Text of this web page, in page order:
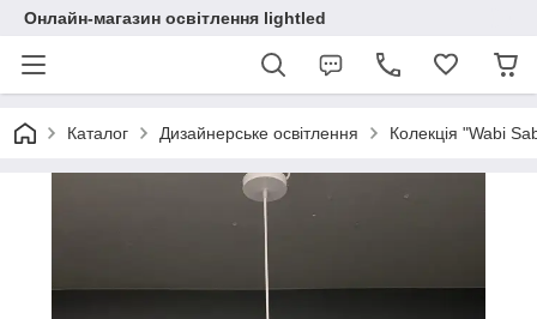
Онлайн-магазин освітлення lightled
Каталог Дизайнерське освітлення Колекція "Wabi